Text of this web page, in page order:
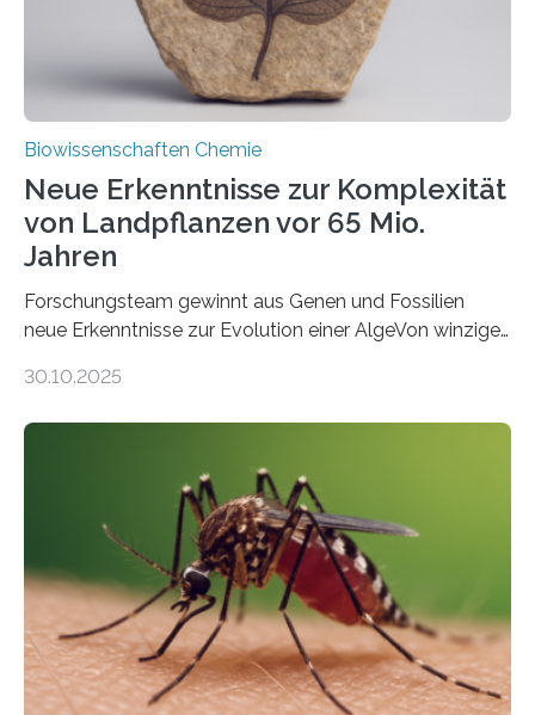
Fachzeitschrift…
Biowissenschaften Chemie
Neue Erkenntnisse zur Komplexität
von Landpflanzen vor 65 Mio.
Jahren
Forschungsteam gewinnt aus Genen und Fossilien
neue Erkenntnisse zur Evolution einer AlgeVon winzigen
Landpflanzen zählen zu den komplexesten
Grünalgen, die vor Hunderten von Millionen Jahren
lebten. Unter den Vorfahren sticht eine Gruppe heraus,
die noch heute in der Natur vorkommt: die
Süßwasseralge Coleochaetophyceae. Einige Arten
dieser Gruppe bilden aus Zellfäden dichte Geflechte
mit scheibenförmiger Gestalt. Was auffällig ist: Die
nächsten…
30.10.2025